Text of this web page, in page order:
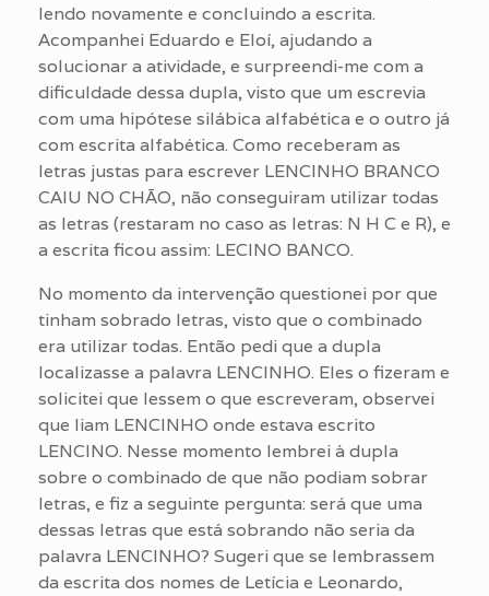
lendo novamente e concluindo a escrita.
Acompanhei Eduardo e Eloí, ajudando a
solucionar a atividade, e surpreendi-me com a
dificuldade dessa dupla, visto que um escrevia
com uma hipótese silábica alfabética e o outro já
com escrita alfabética. Como receberam as
letras justas para escrever LENCINHO BRANCO
CAIU NO CHÃO, não conseguiram utilizar todas
as letras (restaram no caso as letras: N H C e R), e
a escrita ficou assim: LECINO BANCO.
No momento da intervenção questionei por que
tinham sobrado letras, visto que o combinado
era utilizar todas. Então pedi que a dupla
localizasse a palavra LENCINHO. Eles o fizeram e
solicitei que lessem o que escreveram, observei
que liam LENCINHO onde estava escrito
LENCINO. Nesse momento lembrei à dupla
sobre o combinado de que não podiam sobrar
letras, e fiz a seguinte pergunta: será que uma
dessas letras que está sobrando não seria da
palavra LENCINHO? Sugeri que se lembrassem
da escrita dos nomes de Letícia e Leonardo,